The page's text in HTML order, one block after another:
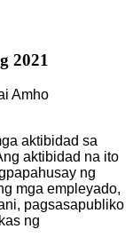
2021
Amho
aktibidad sa
aktibidad na ito
ng
mga empleyado,
pagsasapubliko
ng